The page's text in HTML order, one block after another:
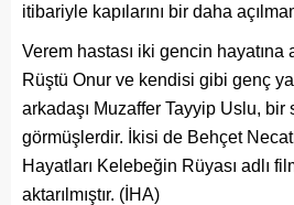
itibariyle kapılarını bir daha
Verem hastası iki gencin
Rüştü Onur ve kendisi gibi genç
arkadaşı Muzaffer Tayyip Uslu, bir
görmüşlerdir. İkisi de Behçet
Hayatları Kelebeğin Rüyası adlı
aktarılmıştır. (İHA)